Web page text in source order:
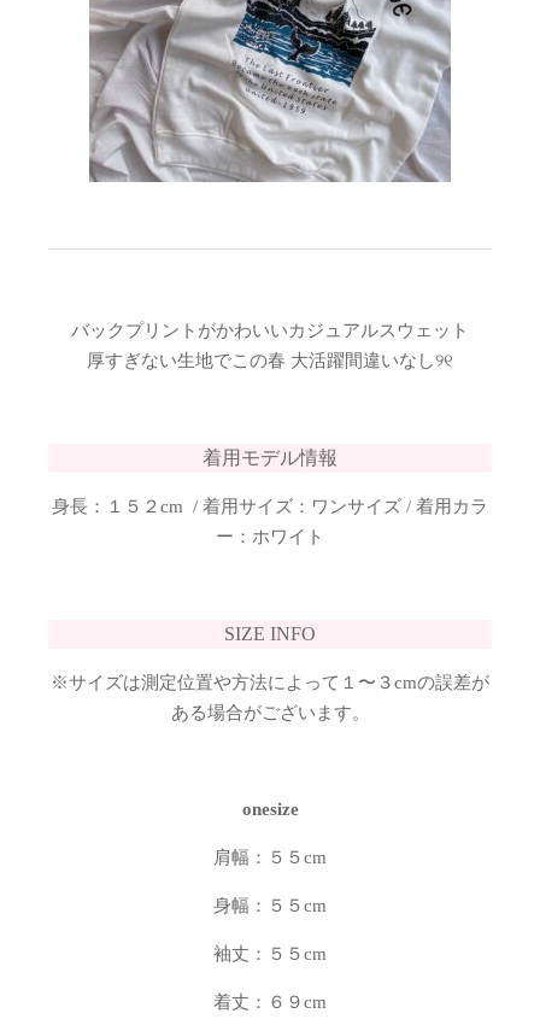
バックプリントがかわいいカジュアルスウェット
厚すぎない生地でこの春 大活躍間違いなし୨୧
着用モデル情報
身長：１５２cm / 着用サイズ：ワンサイズ / 着用カラ
ー：ホワイト
SIZE INFO
※サイズは測定位置や方法によって１〜３cmの誤差が
ある場合がございます。
onesize
肩幅：５５cm
身幅：５５cm
袖丈：５５cm
着丈：６９cm